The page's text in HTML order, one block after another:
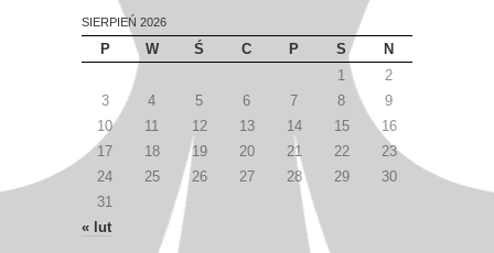
SIERPIEŃ 2026
P W Ś C P S
N
1
2
3
4 5 6 7 8
9
10
11 12 13 14 15
16
17
18 19 20 21 22
23
24
25 26 27 28 29
30
31
« lut